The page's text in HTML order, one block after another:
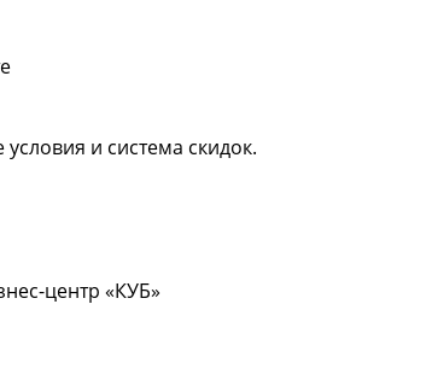
и система скидок.
центр «КУБ»